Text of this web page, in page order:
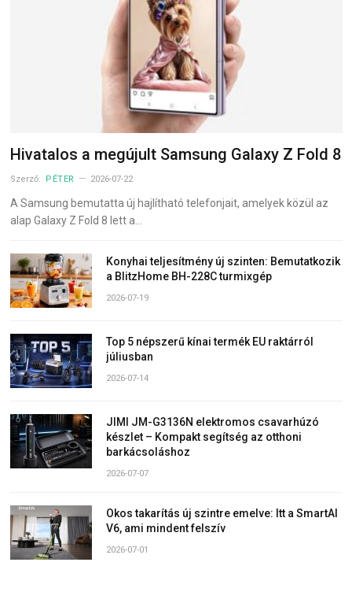
Hivatalos a megújult Samsung Galaxy Z Fold 8
Szerző: PÉTER 2026-07-22
A Samsung bemutatta új hajlítható telefonjait, amelyek közül az
alap Galaxy Z Fold 8 lett a…
Konyhai teljesítmény új szinten: Bemutatkozik
a BlitzHome BH-228C turmixgép
2026-07-19
Top 5 népszerű kínai termék EU raktárról
júliusban
2026-07-14
JIMI JM-G3136N elektromos csavarhúzó
készlet – Kompakt segítség az otthoni
barkácsoláshoz
2026-07-07
Okos takarítás új szintre emelve: Itt a SmartAI
V6, ami mindent felszív
2026-07-01